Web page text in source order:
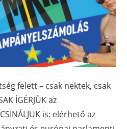
felett – csak nektek, csak
ÍGÉRJÜK az
is: elérhető az